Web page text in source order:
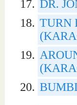
DR.
TURN